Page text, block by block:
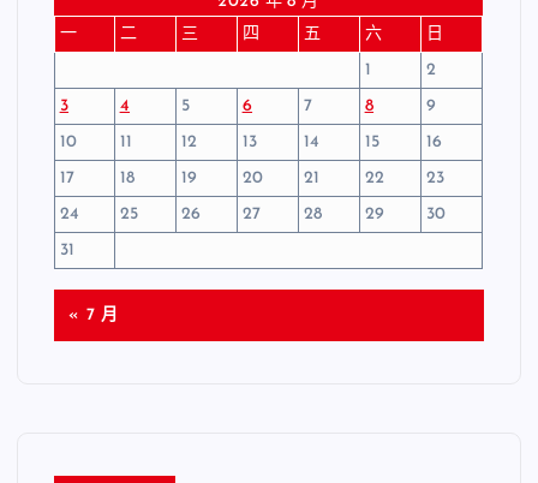
一
二 三 四 五 六
日
1
2
3
4 5 6 7 8
9
10
11 12 13 14 15
16
17
18 19 20 21 22
23
24
25 26 27 28 29
30
31
« 7 月